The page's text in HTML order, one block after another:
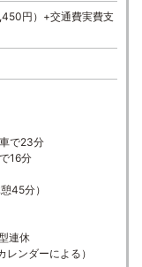
円）+交通費実費支
で23分
16分
45分）
連休
ダーによる）